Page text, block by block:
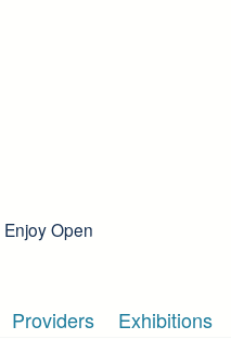
Open
Providers Exhibitions